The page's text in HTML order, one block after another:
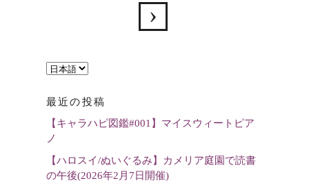
言
を
選
最近の投稿
【キャラハピ図鑑#001】マイスウィートピア
ノ
【ハロスイ/ぬいぐるみ】カメリア庭園で読書
の午後(2026年2月7日開催)